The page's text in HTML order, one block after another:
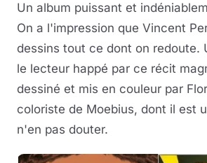
Un album puissant et
On a l'impression que Vincent
dessins tout ce dont on redoute.
le lecteur happé par ce récit
dessiné et mis en couleur par
coloriste de Moebius, dont il est
n'en pas douter.